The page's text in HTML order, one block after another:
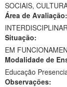
Ministério do Meio
Ministério do Turismo
Ministério do
Controladoria-Geral da
SOCIAIS,
Área de Avaliação:
Situação:
EM
Modalidade de
Educação
Observações: